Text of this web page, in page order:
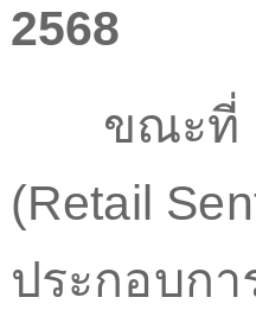
2568
ขณะที่ ผ
(Retail
ประกอบก